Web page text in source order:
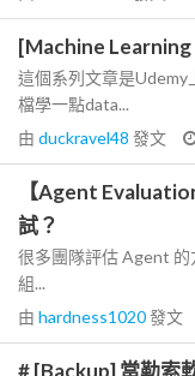
[Machine Learning
這個系列文章是Udemy
檔學一點data...
由 duckravel48 發文
【Agent
試？
很多團隊評估 Agent
組...
由 hardness1020發文
# [Backup] 當勒索